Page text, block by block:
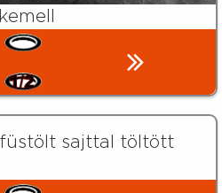
füstölt sajttal töltött